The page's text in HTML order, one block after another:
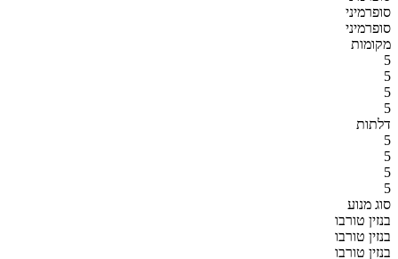
סופרמיני
סופרמיני
מקומות
5
5
5
5
דלתות
5
5
5
5
סוג מנוע
בנזין טורבו
בנזין טורבו
בנזין טורבו